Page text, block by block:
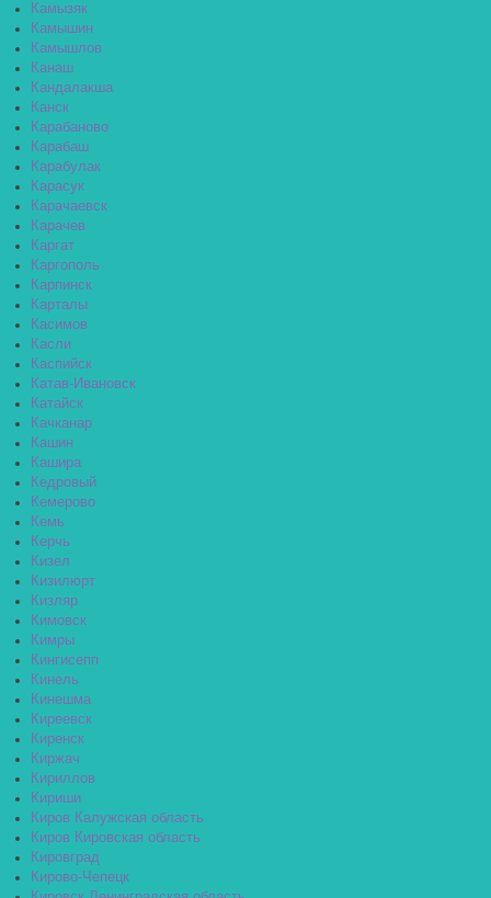
Камызяк
Камышин
Камышлов
Канаш
Кандалакша
Канск
Карабаново
Карабаш
Карабулак
Карасук
Карачаевск
Карачев
Каргат
Каргополь
Карпинск
Карталы
Касимов
Касли
Каспийск
Катав-Ивановск
Катайск
Качканар
Кашин
Кашира
Кедровый
Кемерово
Кемь
Керчь
Кизел
Кизилюрт
Кизляр
Кимовск
Кимры
Кингисепп
Кинель
Кинешма
Киреевск
Киренск
Киржач
Кириллов
Кириши
Киров Калужская область
Киров Кировская область
Кировград
Кирово-Чепецк